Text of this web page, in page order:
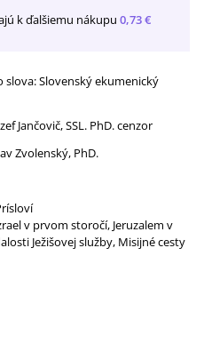
k ďalšiemu nákupu 0,73 €
Slovenský ekumenický
Jančovič, SSL. PhD. cenzor
Zvolenský, PhD.
v prvom storočí, Jeruzalem v
Ježišovej služby, Misijné cesty